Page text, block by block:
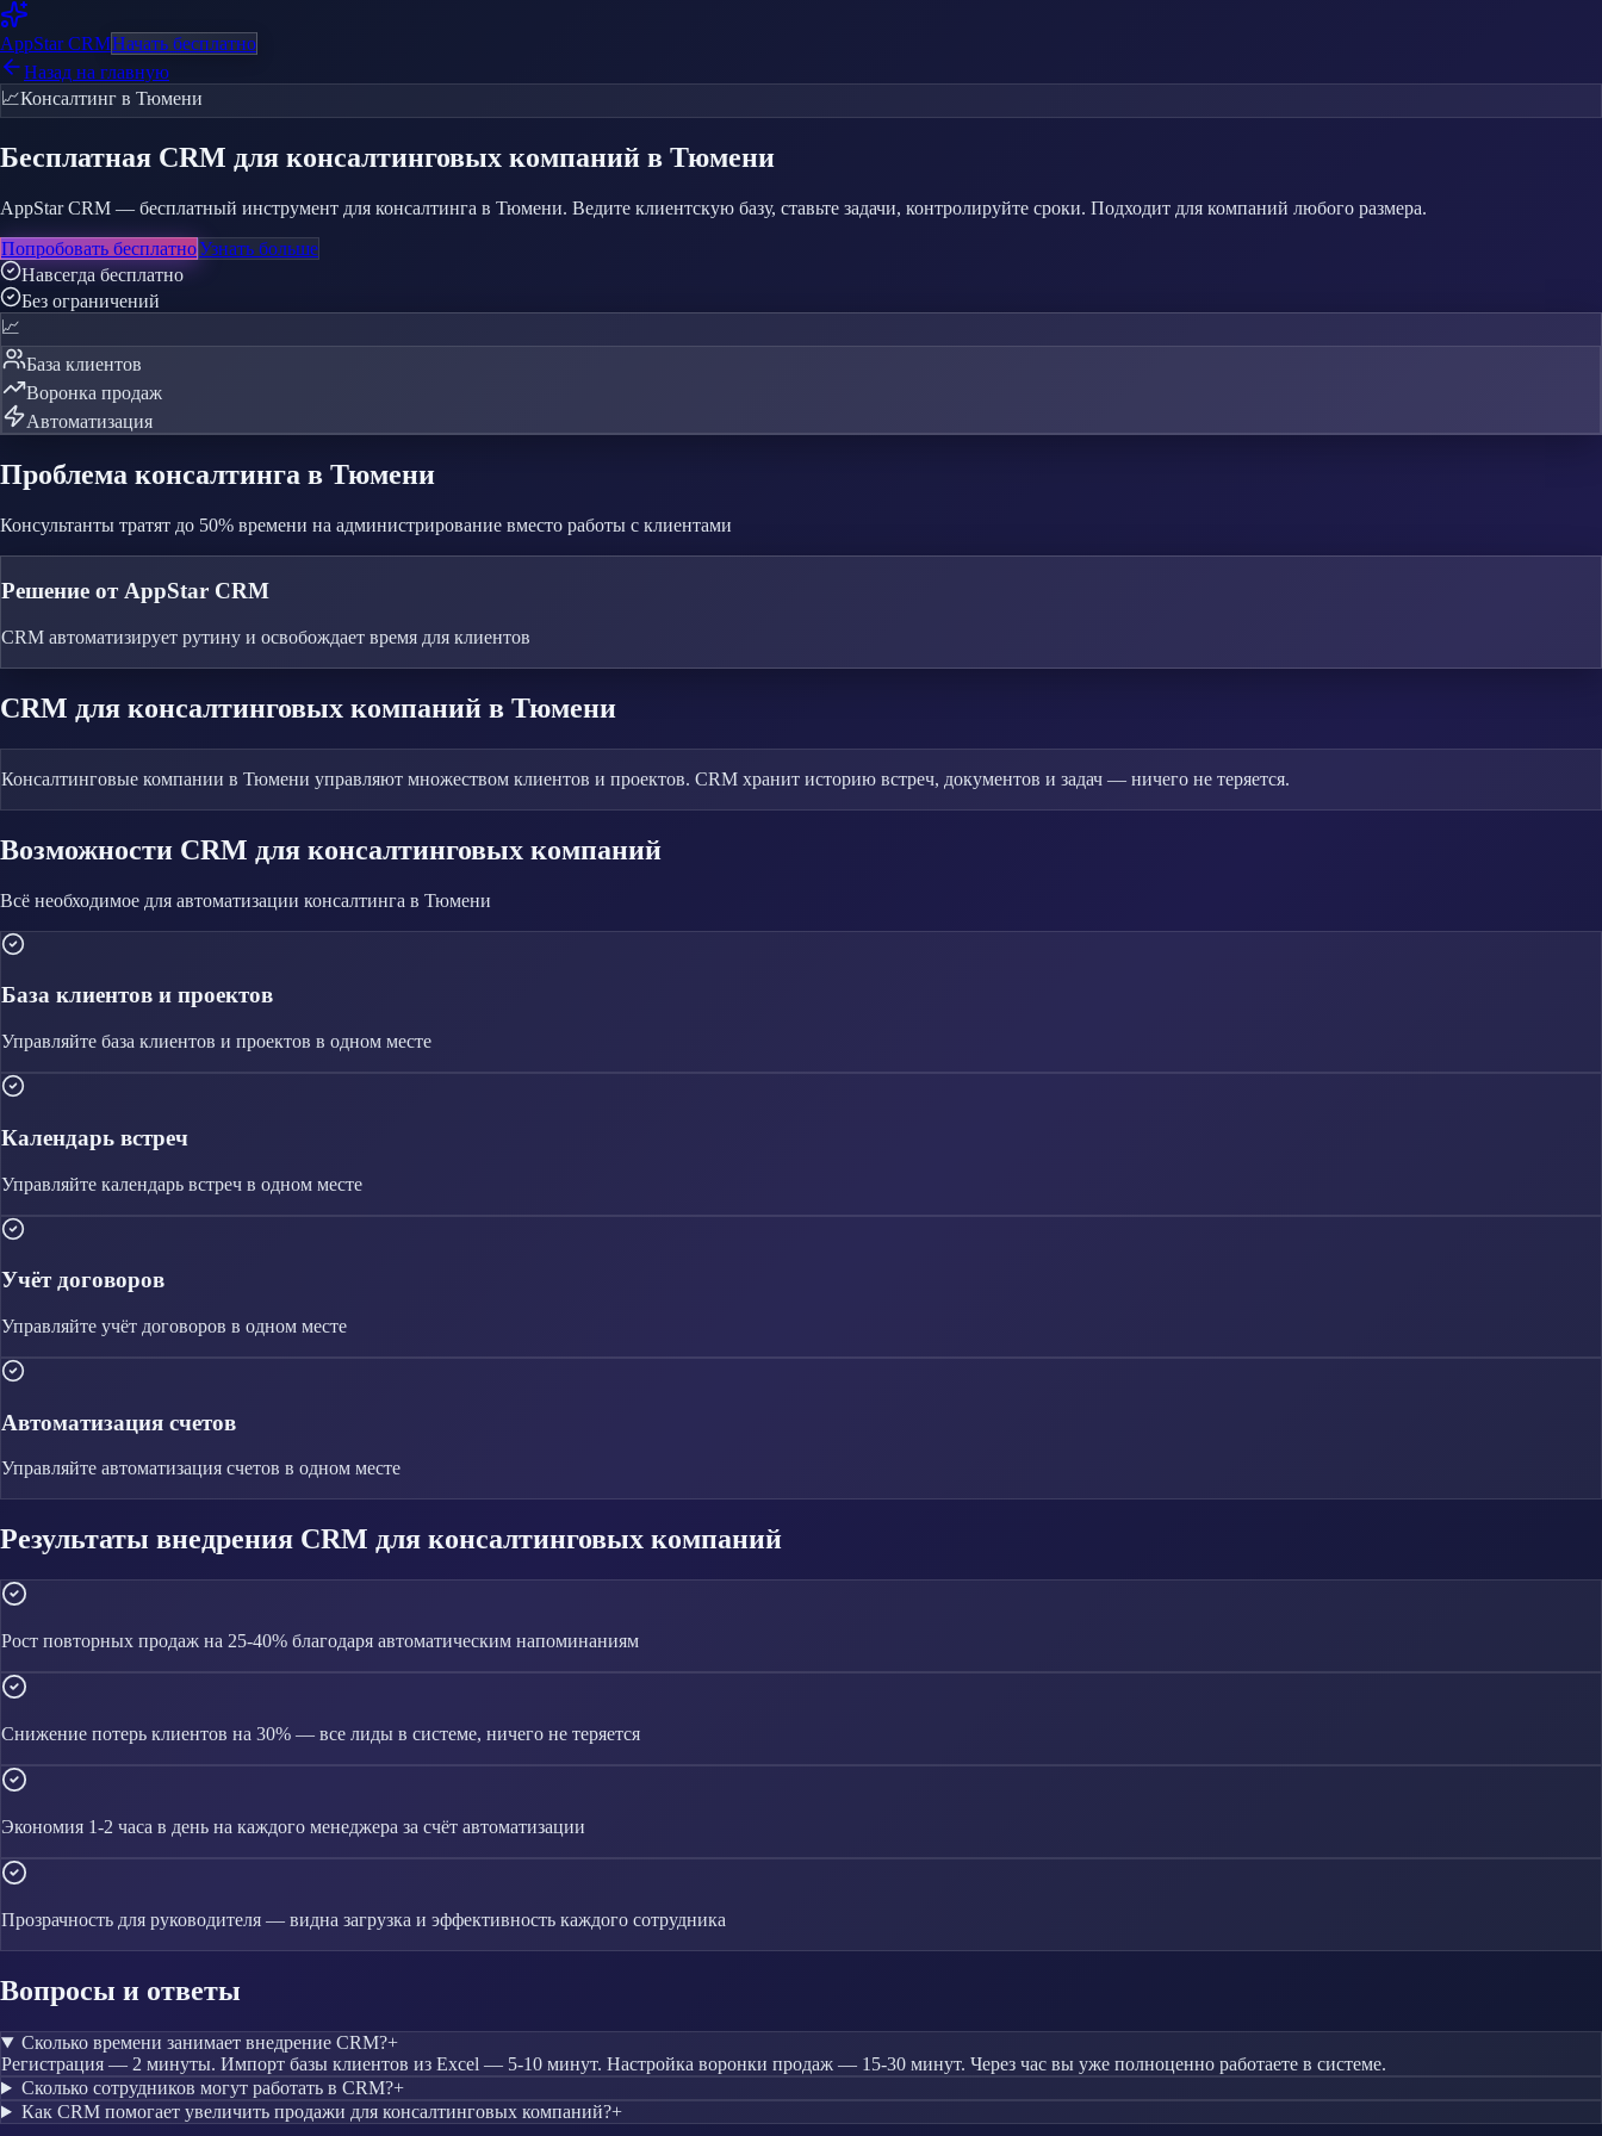
AppStarCRMНачать бесплатно
Назад на главную
📈Консалтинг в Тюмени
Бесплатная CRM для консалтинговых компаний в Тюмени
AppStar CRM — бесплатный инструмент для консалтинга в Тюмени. Ведите клиентскую базу, ставьте задачи, контролируйте сроки. Подходит для компаний любого размера.
Попробовать бесплатноУзнать больше
Навсегда бесплатно
Без ограничений
📈
База клиентов
Воронка продаж
Автоматизация
Проблема консалтинга в Тюмени
Консультанты тратят до 50% времени на администрирование вместо работы с клиентами
Решение от AppStar CRM
CRM автоматизирует рутину и освобождает время для клиентов
CRM для консалтинговых компаний в Тюмени
Консалтинговые компании в Тюмени управляют множеством клиентов и проектов. CRM хранит историю встреч, документов и задач — ничего не теряется.
Возможности CRM для консалтинговых компаний
Всё необходимое для автоматизации консалтинга в Тюмени
База клиентов и проектов
Управляйте база клиентов и проектов в одном месте
Календарь встреч
Управляйте календарь встреч в одном месте
Учёт договоров
Управляйте учёт договоров в одном месте
Автоматизация счетов
Управляйте автоматизация счетов в одном месте
Результаты внедрения CRM для консалтинговых компаний
Рост повторных продаж на 25-40% благодаря автоматическим напоминаниям
Снижение потерь клиентов на 30% — все лиды в системе, ничего не теряется
Экономия 1-2 часа в день на каждого менеджера за счёт автоматизации
Прозрачность для руководителя — видна загрузка и эффективность каждого сотрудника
Вопросы и ответы
Сколько времени занимает внедрение CRM?+
Регистрация — 2 минуты. Импорт базы клиентов из Excel — 5-10 минут. Настройка воронки продаж — 15-30 минут. Через час вы уже полноценно работаете в системе.
Сколько сотрудников могут работать в CRM?+
Как CRM помогает увеличить продажи для консалтинговых компаний?+